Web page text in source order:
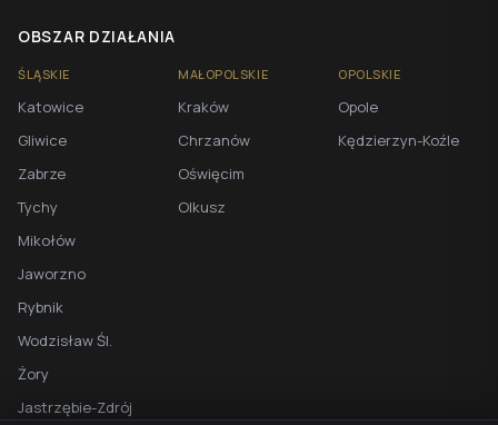
OBSZAR DZIAŁANIA
ŚLĄSKIE
Katowice
Gliwice
Zabrze
Tychy
Mikołów
Jaworzno
Rybnik
Wodzisław Śl.
Żory
Jastrzębie-Zdrój
MAŁOPOLSKIE
Kraków
Chrzanów
Oświęcim
Olkusz
OPOLSKIE
Opole
Kędzierzyn-Koźle